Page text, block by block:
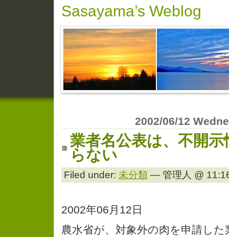
Sasayama’s Weblog
2002/06/12
業者名公表は、不開
らない
Filed under: 未分類 — 管理人 @
2002年06月12日
農水省が、対象外の肉を申請し